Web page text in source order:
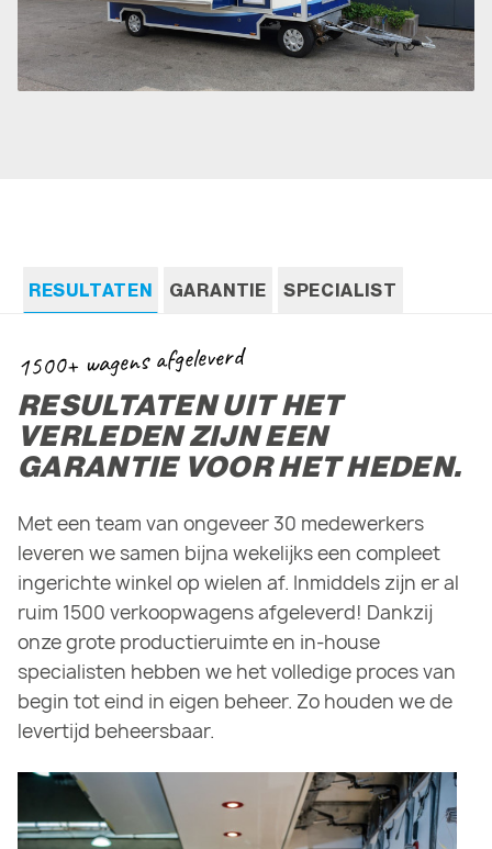
RESULTATEN GARANTIE SPECIALIST
1500+ wagens afgeleverd
RESULTATEN UIT HET
VERLEDEN ZIJN EEN
GARANTIE VOOR HET HEDEN.
Met een team van ongeveer 30 medewerkers
leveren we samen bijna wekelijks een compleet
ingerichte winkel op wielen af. Inmiddels zijn er al
ruim 1500 verkoopwagens afgeleverd! Dankzij
onze grote productieruimte en in-house
specialisten hebben we het volledige proces van
begin tot eind in eigen beheer. Zo houden we de
levertijd beheersbaar.